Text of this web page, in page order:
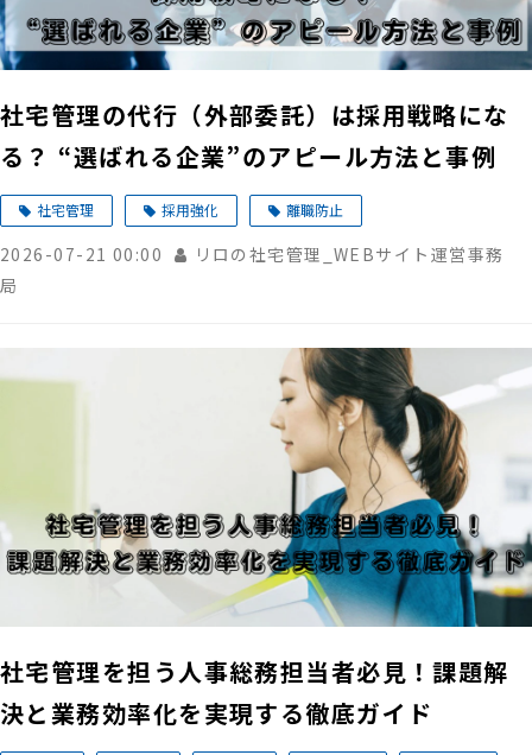
社宅管理の代行（外部委託）は採用戦略にな
る？ “選ばれる企業”のアピール方法と事例
社宅管理 採用強化 離職防止
2026-07-21 00:00
リロの社宅管理_WEBサイト運営事務
局
社宅管理を担う人事総務担当者必見！課題解
決と業務効率化を実現する徹底ガイド